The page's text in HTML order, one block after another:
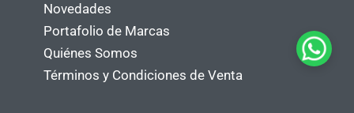
Novedades
Portafolio de Marcas
Quiénes Somos
Términos y Condiciones de Venta